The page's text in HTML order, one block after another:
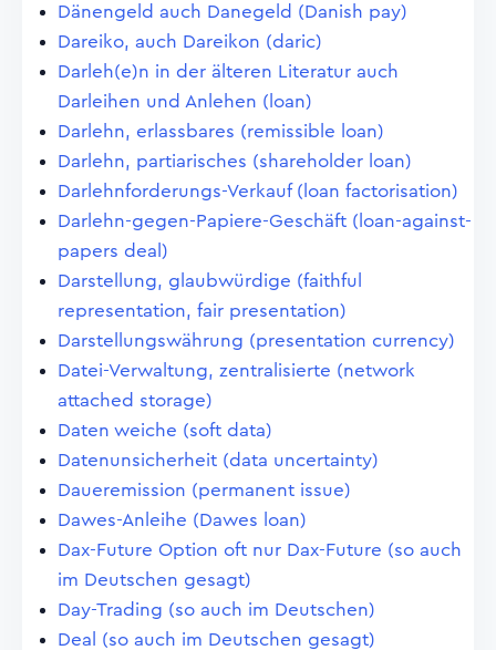
Dänengeld auch Danegeld (Danish pay)
Dareiko, auch Dareikon (daric)
Darleh(e)n in der älteren Literatur auch
Darleihen und Anlehen (loan)
Darlehn, erlassbares (remissible loan)
Darlehn, partiarisches (shareholder loan)
Darlehnforderungs-Verkauf (loan factorisation)
Darlehn-gegen-Papiere-Geschäft (loan-against-
papers deal)
Darstellung, glaubwürdige (faithful
representation, fair presentation)
Darstellungswährung (presentation currency)
Datei-Verwaltung, zentralisierte (network
attached storage)
Daten weiche (soft data)
Datenunsicherheit (data uncertainty)
Daueremission (permanent issue)
Dawes-Anleihe (Dawes loan)
Dax-Future Option oft nur Dax-Future (so auch
im Deutschen gesagt)
Day-Trading (so auch im Deutschen)
Deal (so auch im Deutschen gesagt)